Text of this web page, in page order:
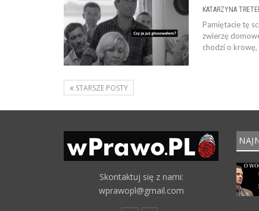
Pamiętacie tę
zwierzę
chodzi o
STARSZE POSTY
Skontaktuj się z nami:
wprawopl@gmail.com